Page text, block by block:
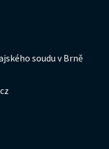
soudu v Brně